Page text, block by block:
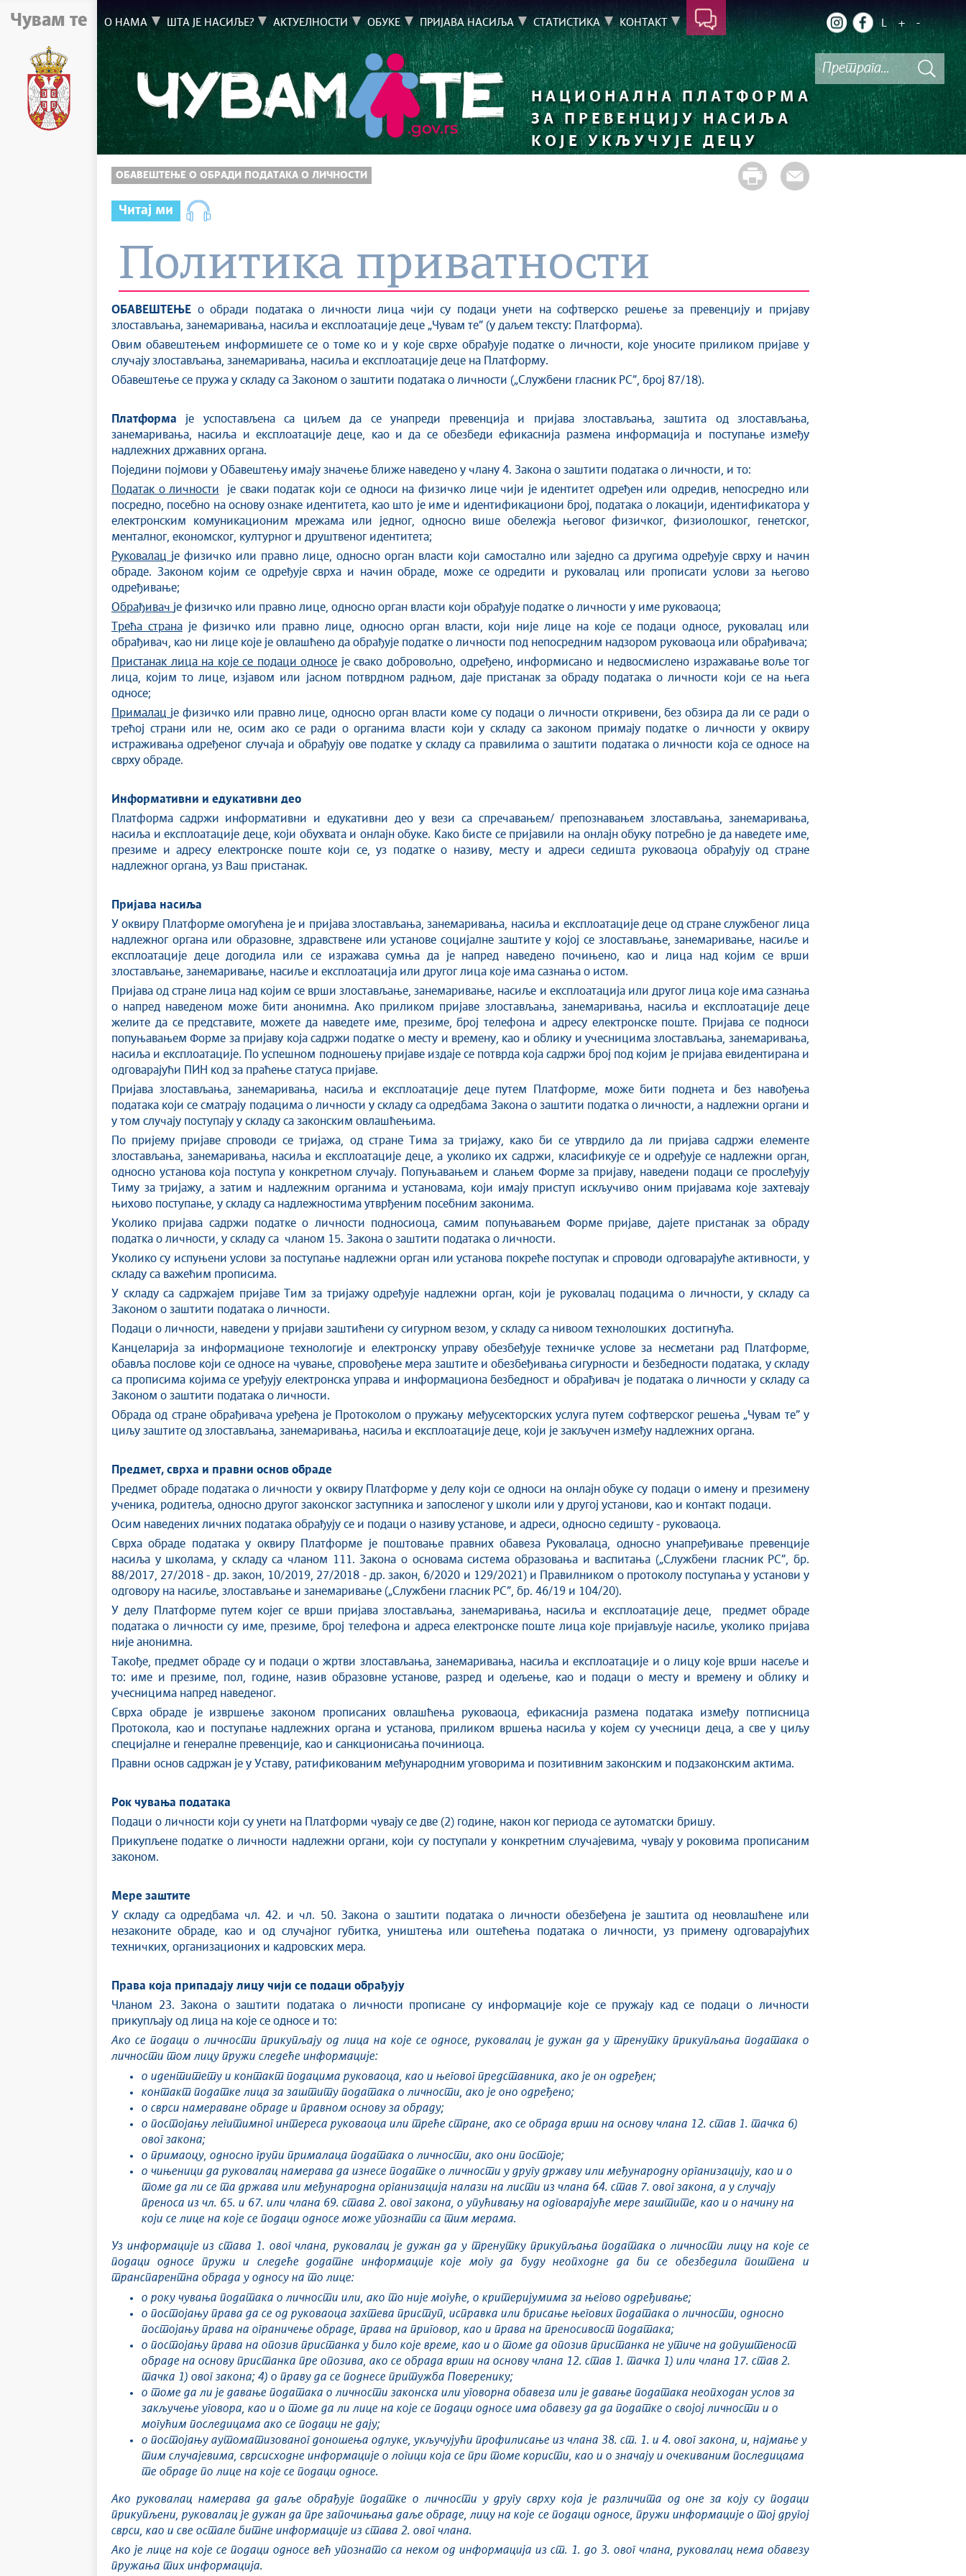
Чувам те О НАМА ШТА ЈЕ НАСИЉЕ? АКТУЕЛНОСТИ ОБУКЕ ПРИЈАВА НАСИЉА СТАТИСТИКА КОНТАКТ L + -
НАЦИОНАЛНА ПЛАТФОРМА
ЗА ПРЕВЕНЦИЈУ НАСИЉА
КОЈЕ УКЉУЧУЈЕ ДЕЦУ
ОБАВЕШТЕЊЕ О ОБРАДИ ПОДАТАКА О ЛИЧНОСТИ
Читај ми
Политика приватности
ОБАВЕШТЕЊЕ о обради података о личности лица чији су подаци унети на софтверско решење за превенцију и пријаву
злостављања, занемаривања, насиља и експлоатације деце „Чувам те” (у даљем тексту: Платформа).
Овим обавештењем информишете се о томе ко и у које сврхе обрађује податке о личности, које уносите приликом пријаве у
случају злостављања, занемаривања, насиља и експлоатације деце на Платформу.
Обавештење се пружа у складу са Законом о заштити података о личности („Службени гласник РС”, број 87/18).
Платформа је успостављена са циљем да се унапреди превенција и пријава злостављања, заштита од злостављања,
занемаривања, насиља и експлоатације деце, као и да се обезбеди ефикаснија размена информација и поступање између
надлежних државних органа.
Поједини појмови у Обавештењу имају значење ближе наведено у члану 4. Закона о заштити података о личности, и то:
Податак о личности је сваки податак који се односи на физичко лице чији је идентитет одређен или одредив, непосредно или
посредно, посебно на основу ознаке идентитета, као што је име и идентификациони број, података о локацији, идентификатора у
електронским комуникационим мрежама или једног, односно више обележја његовог физичког, физиолошког, генетског,
менталног, економског, културног и друштвеног идентитета;
Руковалац је физичко или правно лице, односно орган власти који самостално или заједно са другима одређује сврху и начин
обраде. Законом којим се одређује сврха и начин обраде, може се одредити и руковалац или прописати услови за његово
одређивање;
Oбрађивач је физичко или правно лице, односно орган власти који обрађује податке о личности у име руковаоца;
Tрећа странаје физичко или правно лице, односно орган власти, који није лице на које се подаци односе, руковалац или
обрађивач, као ни лице које је овлашћено да обрађује податке о личности под непосредним надзором руковаоца или обрађивача;
Пристанак лица на које се подаци односе је свако добровољно, одређено, информисано и недвосмислено изражавање воље тог
лица, којим то лице, изјавом или јасном потврдном радњом, даје пристанак за обраду података о личности који се на њега
односе;
Прималац је физичко или правно лице, односно орган власти коме су подаци о личности откривени, без обзира да ли се ради о
трећој страни или не, осим ако се ради о органима власти који у складу са законом примају податке о личности у оквиру
истраживања одређеног случаја и обрађују ове податке у складу са правилима о заштити података о личности која се односе на
сврху обраде.
Информативни и едукативни део
Платформа садржи информативни и едукативни део у вези са спречавањем/ препознавањем злостављања, занемаривања,
насиља и експлоатације деце, који обухвата и онлајн обуке. Како бисте се пријавили на онлајн обуку потребно је да наведете име,
презиме и адресу електронске поште који се, уз податке о називу, месту и адреси седишта руковаоца обрађују од стране
надлежног органа, уз Ваш пристанак.
Пријава насиља
У оквиру Платформе омогућена је и пријава злостављања, занемаривања, насиља и експлоатације деце од стране службеног лица
надлежног органа или образовне, здравствене или установе социјалне заштите у којој се злостављање, занемаривање, насиље и
експлоатације деце догодила или се изражава сумња да је напред наведено почињено, као и лица над којим се врши
злостављање, занемаривање, насиље и експлоатација или другог лица које има сазнања о истом.
Пријава од стране лица над којим се врши злостављање, занемаривање, насиље и експлоатација или другог лица које има сазнања
о напред наведеном може бити анонимна. Ако приликом пријаве злостављања, занемаривања, насиља и експлоатације деце
желите да се представите, можете да наведете име, презиме, број телефона и адресу електронске поште. Пријава се подноси
попуњавањем Форме за пријаву која садржи податке о месту и времену, као и облику и учесницима злостављања, занемаривања,
насиља и експлоатације. По успешном подношењу пријаве издаје се потврда која садржи број под којим је пријава евидентирана и
одговарајући ПИН код за праћење статуса пријаве.
Пријава злостављања, занемаривања, насиља и експлоатације деце путем Платформе, може бити поднета и без навођења
података који се сматрају подацима о личности у складу са одредбама Закона о заштити податка о личности, а надлежни органи и
у том случају поступају у складу са законским овлашћењима.
По пријему пријаве спроводи се тријажа, од стране Тима за тријажу, како би се утврдило да ли пријава садржи елементе
злостављања, занемаривања, насиља и експлоатације деце, а уколико их садржи, класификује се и одређује се надлежни орган,
односно установа која поступа у конкретном случају. Попуњавањем и слањем Форме за пријаву, наведени подаци се прослеђују
Тиму за тријажу, а затим и надлежним органима и установама, који имају приступ искључиво оним пријавама које захтевају
њихово поступање, у складу са надлежностима утврђеним посебним законима.
Уколико пријава садржи податке о личности подносиоца, самим попуњавањем Форме пријаве, дајете пристанак за обраду
податка о личности, у складу са чланом 15. Закона о заштити података о личности.
Уколико су испуњени услови за поступање надлежни орган или установа покреће поступак и спроводи одговарајуће активности, у
складу са важећим прописима.
У складу са садржајем пријаве Тим за тријажу одређује надлежни орган, који је руковалац подацима о личности, у складу са
Законом о заштити података о личности.
Подаци о личности, наведени у пријави заштићени су сигурном везом, у складу са нивоом технолошких достигнућа.
Канцеларија за информационе технологије и електронску управу обезбеђује техничке услове за несметани рад Платформе,
обавља послове који се односе на чување, спровођење мера заштите и обезбеђивања сигурности и безбедности података, у складу
са прописима којима се уређују електронска управа и информациона безбедност и обрађивач је података о личности у складу са
Законом о заштити података о личности.
Обрада од стране обрађивача уређена је Протоколом о пружању међусекторских услуга путем софтверског решења „Чувам те” у
циљу заштите од злостављања, занемаривања, насиља и експлоатације деце, који је закључен између надлежних органа.
Предмет, сврха и правни основ обраде
Предмет обраде података о личности у оквиру Платформе у делу који се односи на онлајн обуке су подаци o имену и презимену
ученика, родитеља, односно другог законског заступника и запосленог у школи или у другој установи, као и контакт подаци.
Осим наведених личних података обрађују се и подаци о називу установе, и адреси, односно седишту - руковаоца.
Сврха обраде података у оквиру Платформе је поштовање правних обавеза Руковалаца, односно унапређивање превенције
насиља у школама, у складу са чланом 111. Закона о основама система образовања и васпитања („Службени гласник РС”, бр.
88/2017, 27/2018 - др. закон, 10/2019, 27/2018 - др. закон, 6/2020 и 129/2021) и Правилником о протоколу поступања у установи у
одговору на насиље, злостављање и занемаривање („Службени гласник РС”, бр. 46/19 и 104/20).
У делу Платформе путем којег се врши пријава злостављања, занемаривања, насиља и експлоатације деце, предмет обраде
података о личности су име, презиме, број телефона и адреса електронске поште лица које пријављује насиље, уколико пријава
није анонимна.
Такође, предмет обраде су и подаци о жртви злостављања, занемаривања, насиља и експлоатације и о лицу које врши насеље и
то: име и презиме, пол, године, назив образовне установе, разред и одељење, као и подаци о месту и времену и облику и
учесницима напред наведеног.
Сврха обраде је извршење законом прописаних овлашћења руковаоца, ефикаснија размена података између потписница
Протокола, као и поступање надлежних органа и установа, приликом вршења насиља у којем су учесници деца, а све у циљу
специјалне и генералне превенције, као и санкционисања починиоца.
Правни основ садржан је у Уставу, ратификованим међународним уговорима и позитивним законским и подзаконским актима.
Рок чувања података
Подаци о личности који су унети на Платформи чувају се две (2) године, након ког периода се аутоматски бришу.
Прикупљене податке о личности надлежни органи, који су поступали у конкретним случајевима, чувају у роковима прописаним
законом.
Мере заштите
У складу са одредбама чл. 42. и чл. 50. Закона о заштити података о личности обезбеђена је заштита од неовлашћене или
незаконите обраде, као и од случајног губитка, уништења или оштећења података о личности, уз примену одговарајућих
техничких, организационих и кадровских мера.
Права која припадају лицу чији се подаци обрађују
Чланом 23. Закона о заштити података о личности прописане су информације које се пружају кад се подаци о личности
прикупљају од лица на које се односе и то:
Ако се подаци о личности прикупљају од лица на које се односе, руковалац је дужан да у тренутку прикупљања података о
личности том лицу пружи следеће информације:
о идентитету и контакт подацима руковаоца, као и његовог представника, ако је он одређен;
контакт податке лица за заштиту података о личности, ако је оно одређено;
о сврси намераване обраде и правном основу за обраду;
о постојању легитимног интереса руковаоца или треће стране, ако се обрада врши на основу члана 12. став 1. тачка 6)
овог закона;
о примаоцу, односно групи прималаца података о личности, ако они постоје;
о чињеници да руковалац намерава да изнесе податке о личности у другу државу или међународну организацију, као и о
томе да ли се та држава или међународна организација налази на листи из члана 64. став 7. овог закона, а у случају
преноса из чл. 65. и 67. или члана 69. става 2. овог закона, о упућивању на одговарајуће мере заштите, као и о начину на
који се лице на које се подаци односе може упознати са тим мерама.
Уз информације из става 1. овог члана, руковалац је дужан да у тренутку прикупљања података о личности лицу на које се
подаци односе пружи и следеће додатне информације које могу да буду неопходне да би се обезбедила поштена и
транспарентна обрада у односу на то лице:
о року чувања података о личности или, ако то није могуће, о критеријумима за његово одређивање;
о постојању права да се од руковаоца захтева приступ, исправка или брисање његових података о личности, односно
постојању права на ограничење обраде, права на приговор, као и права на преносивост података;
о постојању права на опозив пристанка у било које време, као и о томе да опозив пристанка не утиче на допуштеност
обраде на основу пристанка пре опозива, ако се обрада врши на основу члана 12. став 1. тачка 1) или члана 17. став 2.
тачка 1) овог закона; 4) о праву да се поднесе притужба Поверенику;
о томе да ли је давање података о личности законска или уговорна обавеза или је давање података неопходан услов за
закључење уговора, као и о томе да ли лице на које се подаци односе има обавезу да да податке о својој личности и о
могућим последицама ако се подаци не дају;
о постојању аутоматизованог доношења одлуке, укључујући профилисање из члана 38. ст. 1. и 4. овог закона, и, најмање у
тим случајевима, сврсисходне информације о логици која се при томе користи, као и о значају и очекиваним последицама
те обраде по лице на које се подаци односе.
Ако руковалац намерава да даље обрађује податке о личности у другу сврху која је различита од оне за коју су подаци
прикупљени, руковалац је дужан да пре започињања даље обраде, лицу на које се подаци односе, пружи информације о тој другој
сврси, као и све остале битне информације из става 2. овог члана.
Ако је лице на које се подаци односе већ упознато са неком од информација из ст. 1. до 3. овог члана, руковалац нема обавезу
пружања тих информација.